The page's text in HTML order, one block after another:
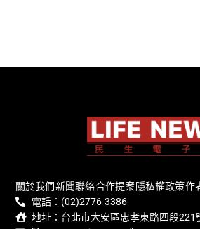
關於我們新聞聯絡合作提案隱私權政策作
電話：(02)2776-3386
地址：台北市大安區忠孝東路四段221